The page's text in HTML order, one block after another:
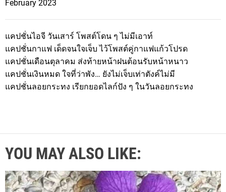
February 2023
แคปชั่นไอจี วันเสาร์ โพสต์โดน ๆ ไม่มีเอาท์
แคปชั่นกาแฟ เด็ดจนใจเจ็บ ไว้โพสต์คู่กาแฟแก้วโปรด
แคปชั่นเดือนตุลาคม ส่งท้ายหน้าฝนต้อนรับหน้าหนาว
แคปชั่นเงินหมด ใจที่ว่าพัง… ยังไม่เจ็บเท่าตังค์ไม่มี
แคปชั่นลอยกระทง เรียกยอดไลก์ปัง ๆ ในวันลอยกระทง
YOU MAY ALSO LIKE: